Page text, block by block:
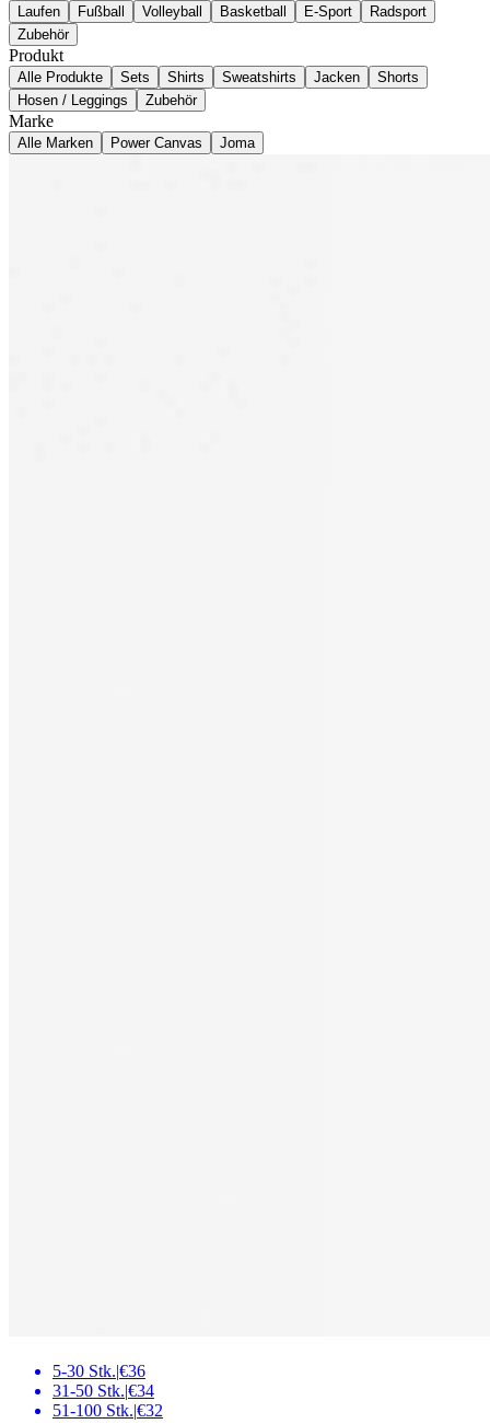
Laufen Fußball Volleyball Basketball E-Sport
Radsport
Zubehör
Produkt
Alle Produkte Sets Shirts Sweatshirts Jacken
Shorts
Hosen / Leggings
Zubehör
Marke
Alle Marken Power Canvas Joma
5-30 Stk.|€36
31-50 Stk.|€34
51-100 Stk.|€32